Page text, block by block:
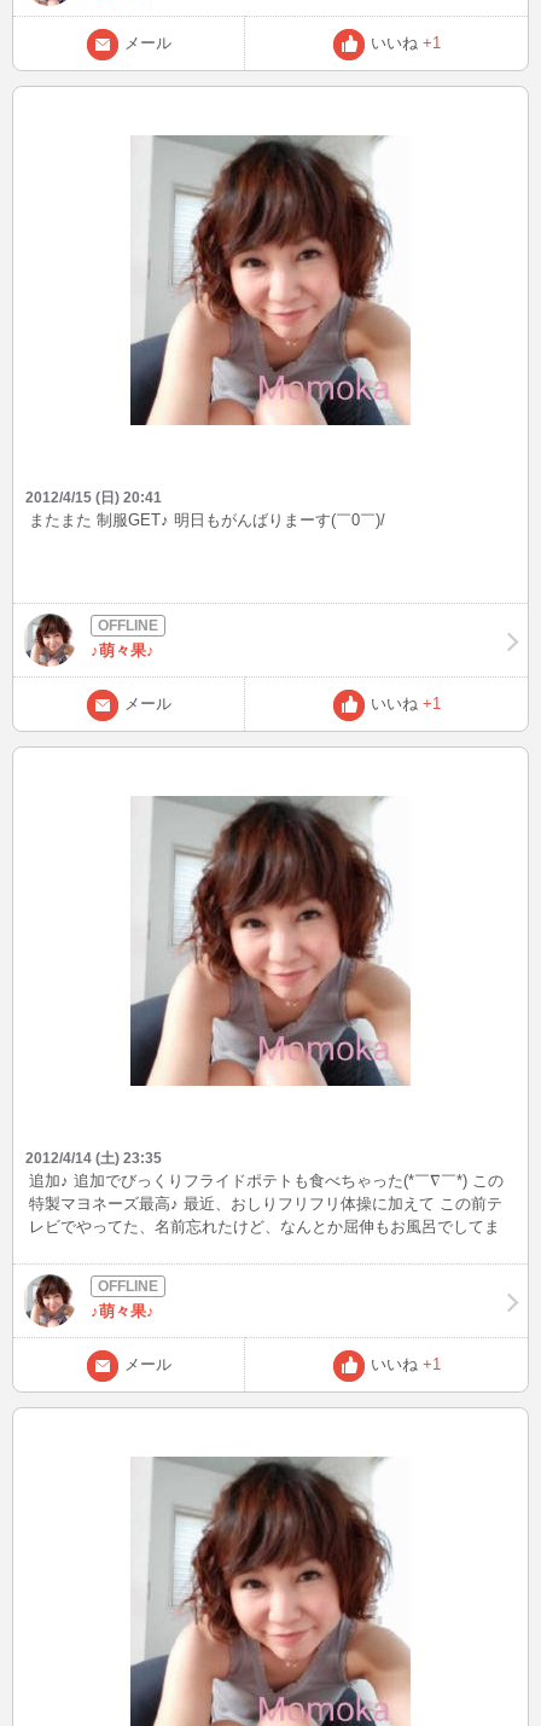
メール いいね +1
2012/4/15 (日) 20:41
またまた 制服GET♪ 明日もがんばりまーす(￣0￣)/
♪萌々果♪
メール いいね +1
2012/4/14 (土) 23:35
追加♪ 追加でびっくりフライドポテトも食べちゃった(*￣∇￣*) この
特製マヨネーズ最高♪ 最近、おしりフリフリ体操に加えて この前テ
レビでやってた、名前忘れたけど、なんとか屈伸もお風呂でしてま
♪萌々果♪
メール いいね +1